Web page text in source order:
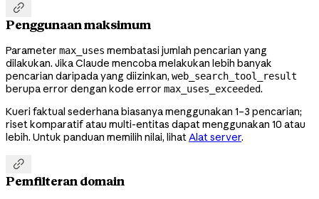

Penggunaan maksimum
Parameter max_uses membatasi jumlah pencarian yang
dilakukan. Jika Claude mencoba melakukan lebih banyak
pencarian daripada yang diizinkan, web_search_tool_result
berupa error dengan kode error max_uses_exceeded.
Kueri faktual sederhana biasanya menggunakan 1–3 pencarian;
riset komparatif atau multi-entitas dapat menggunakan 10 atau
lebih. Untuk panduan memilih nilai, lihatAlat server.

Pemfilteran domain